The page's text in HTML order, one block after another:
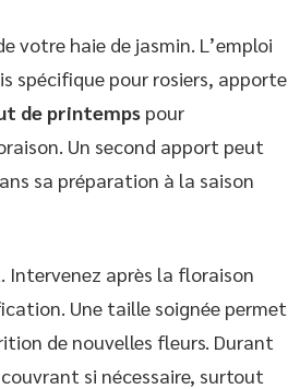
votre haie de jasmin. L’emploi
spécifique pour rosiers, apporte
de printemps pour
Un second apport peut
sa préparation à la saison
Intervenez après la floraison
Une taille soignée permet
de nouvelles fleurs. Durant
si nécessaire, surtout